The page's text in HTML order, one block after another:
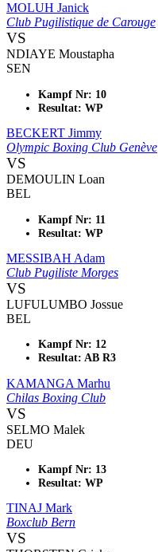
MOLUH Janick
Club Pugilistique de Carouge
VS
NDIAYE Moustapha
SEN
Kampf Nr: 10
Resultat: WP
BECKERT Jimmy
Olympic Boxing Club Genève
VS
DEMOULIN Loan
BEL
Kampf Nr: 11
Resultat: WP
MESSIBAH Adam
Club Pugiliste Morges
VS
LUFULUMBO Jossue
BEL
Kampf Nr: 12
Resultat: AB R3
KAMANGA Marhu
Chilas Boxing Club
VS
SELMO Malek
DEU
Kampf Nr: 13
Resultat: WP
TINAJ Mark
Boxclub Bern
VS